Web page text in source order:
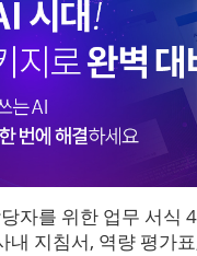
자를 위한 업무 서식
내 지침서, 역량 평가